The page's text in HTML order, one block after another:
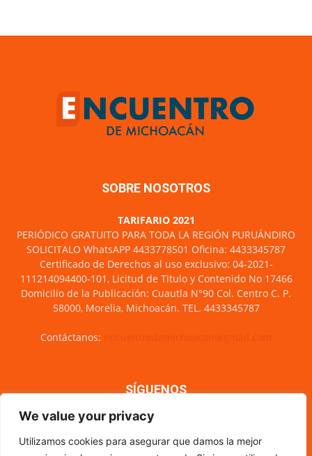
We value your privacy
Utilizamos cookies para asegurar que damos la mejor
SOBRE NOSOTROS
TARIFARIO 2021
PERIÓDICO GRATUITO PARA TODA LA REGIÓN PURUÁNDIRO
SOLICITALO WhatsAPP 4433778501 Oficina: 4433345787
Certificado de Derechos al uso exclusivo: 04-2021-
111214094400-101, Licitud de Titulo y Contenido No 17466
Domicilio de la Publicación: Cuautla N°90 Col. Centro C. P.
58000, Morelia, Michoacán. TEL. 4433345787
Contáctanos:
SÍGUENOS